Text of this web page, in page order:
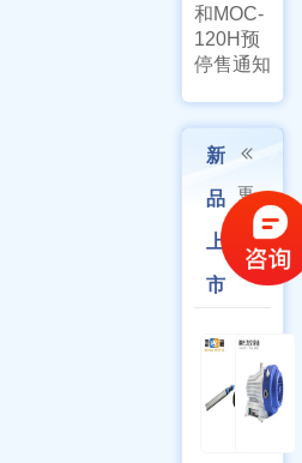
和MOC-
120H预
停售通知
新
品
上
市
更
多